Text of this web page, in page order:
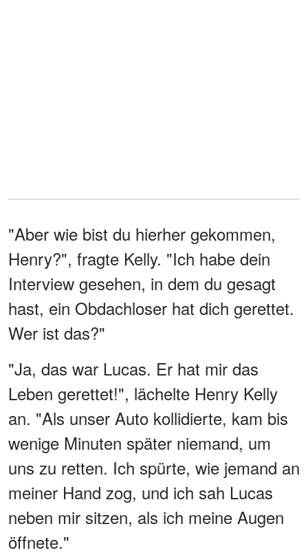
"Aber wie bist du hierher gekommen,
Henry?", fragte Kelly. "Ich habe dein
Interview gesehen, in dem du gesagt
hast, ein Obdachloser hat dich gerettet.
Wer ist das?"
"Ja, das war Lucas. Er hat mir das
Leben gerettet!", lächelte Henry Kelly
an. "Als unser Auto kollidierte, kam bis
wenige Minuten später niemand, um
uns zu retten. Ich spürte, wie jemand an
meiner Hand zog, und ich sah Lucas
neben mir sitzen, als ich meine Augen
öffnete."